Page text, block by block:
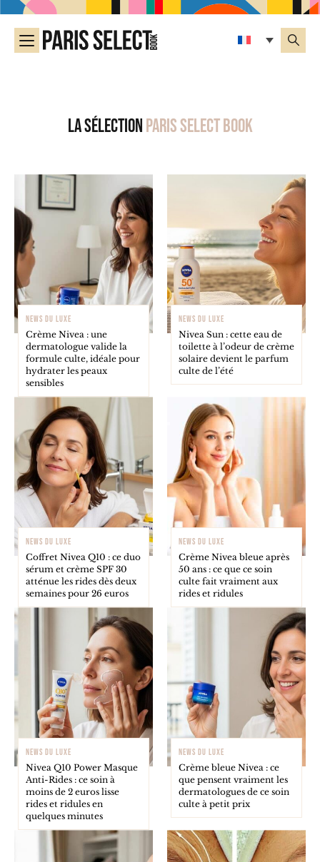
La sélectionParis Select Book
NEWS DU LUXE
Crème Nivea : une
dermatologue valide la
formule culte, idéale pour
hydrater les peaux
sensibles
NEWS DU LUXE
Nivea Sun : cette eau de
toilette à l’odeur de crème
solaire devient le parfum
culte de l’été
NEWS DU LUXE
Coffret Nivea Q10 : ce duo
sérum et crème SPF 30
atténue les rides dès deux
semaines pour 26 euros
NEWS DU LUXE
Crème Nivea bleue après
50 ans : ce que ce soin
culte fait vraiment aux
rides et ridules
NEWS DU LUXE
Nivea Q10 Power Masque
Anti-Rides : ce soin à
moins de 2 euros lisse
rides et ridules en
quelques minutes
NEWS DU LUXE
Crème bleue Nivea : ce
que pensent vraiment les
dermatologues de ce soin
culte à petit prix